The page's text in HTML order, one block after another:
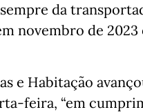
da
novembro de
e Habitação
feira, “em